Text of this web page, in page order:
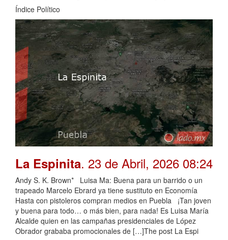
Índice Político
La Espinita. 23 de Abril, 2026 08:24
Andy S. K. Brown* Luisa Ma: Buena para un barrido o un
trapeado Marcelo Ebrard ya tiene sustituto en Economía
Hasta con pistoleros compran medios en Puebla ¡Tan joven
y buena para todo… o más bien, para nada! Es Luisa María
Alcalde quien en las campañas presidenciales de López
Obrador grababa promocionales de […]The post La Espi